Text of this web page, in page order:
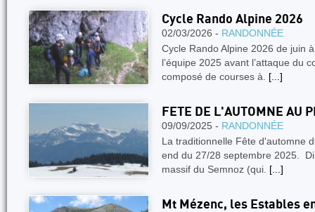
Cycle Rando Alpine 2026
02/03/2026 - RANDONNÉE
Cycle Rando Alpine 2026 de juin
l’équipe 2025 avant l’attaque du
composé de courses à. [...]
FETE DE L'AUTOMNE AU
09/09/2025 - RANDONNÉE
La traditionnelle Fête d'automne
end du 27/28 septembre 2025.
massif du Semnoz (qui. [...]
Mt Mézenc, les Estables